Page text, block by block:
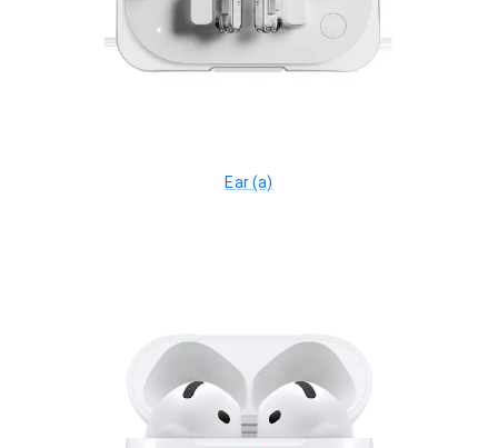
Ear (a)